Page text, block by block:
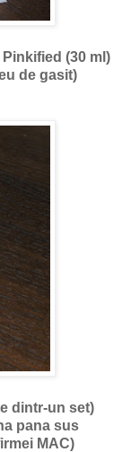
(30 ml)
de gasit)
dintr-un set)
pana sus
MAC)